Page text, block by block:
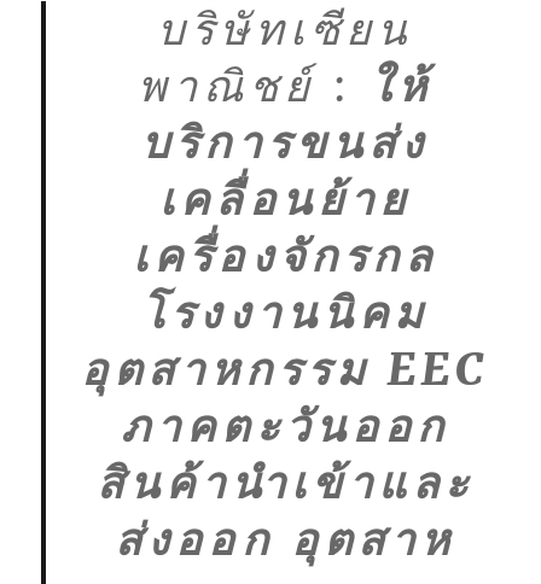
บริษัทเซียน
พาณิชย์ :
ให้
บริการขนส่ง
เคลื่อนย้าย
เครื่องจักรกล
โรงงานนิคม
อุตสาหกรรม EEC
ภาคตะวันออก
สินค้านำเข้าและ
ส่งออก อุตสาห